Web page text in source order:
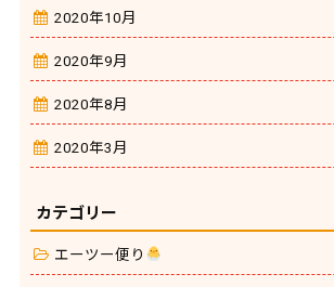
2020年10月
2020年9月
2020年8月
2020年3月
カテゴリー
エーツー便り